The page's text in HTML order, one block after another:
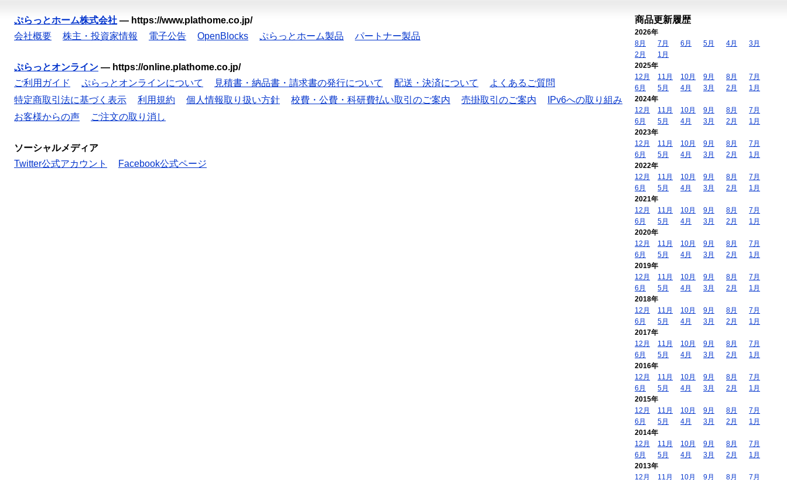
ぷらっとホーム株式会社 — https://www.plathome.co.jp/
会社概要
株主・投資家情報 電子公告 OpenBlocks ぷらっとホーム製品 パートナー製品
ぷらっとオンライン — https://online.plathome.co.jp/
ご利用ガイド
ぷらっとオンラインについて 見積書・納品書・請求書の発行について 配送・決済について
よくあるご質問
特定商取引法に基づく表示
利用規約 個人情報取り扱い方針 校費・公費・科研費払い取引のご案内 売掛取引のご案内
IPv6への取り組み
お客様からの声
ご注文の取り消し
ソーシャルメディア
Twitter公式アカウント
Facebook公式ページ
商品更新履歴
2026年
8月
7月 6月 5月 4月
3月
2月
1月
2025年
12月
11月 10月 9月 8月
7月
6月
5月 4月 3月 2月
1月
2024年
12月
11月 10月 9月 8月
7月
6月
5月 4月 3月 2月
1月
2023年
12月
11月 10月 9月 8月
7月
6月
5月 4月 3月 2月
1月
2022年
12月
11月 10月 9月 8月
7月
6月
5月 4月 3月 2月
1月
2021年
12月
11月 10月 9月 8月
7月
6月
5月 4月 3月 2月
1月
2020年
12月
11月 10月 9月 8月
7月
6月
5月 4月 3月 2月
1月
2019年
12月
11月 10月 9月 8月
7月
6月
5月 4月 3月 2月
1月
2018年
12月
11月 10月 9月 8月
7月
6月
5月 4月 3月 2月
1月
2017年
12月
11月 10月 9月 8月
7月
6月
5月 4月 3月 2月
1月
2016年
12月
11月 10月 9月 8月
7月
6月
5月 4月 3月 2月
1月
2015年
12月
11月 10月 9月 8月
7月
6月
5月 4月 3月 2月
1月
2014年
12月
11月 10月 9月 8月
7月
6月
5月 4月 3月 2月
1月
2013年
12月
11月 10月 9月 8月 7月